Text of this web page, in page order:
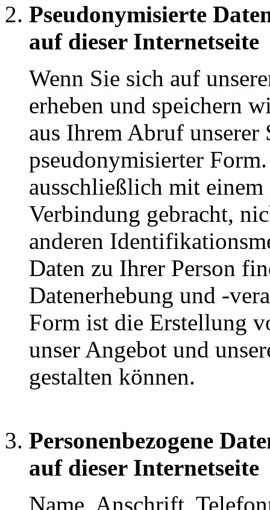
Pseudonymisierte
auf dieser Internetseite
Wenn Sie sich auf
erheben und speichern
aus Ihrem Abruf
pseudonymisierter
ausschließlich mit
Verbindung gebracht,
anderen
Daten zu Ihrer Person
Datenerhebung und -
Form ist die Erstellung
unser Angebot und
gestalten können.
Personenbezogene
auf dieser Internetseite
Name, Anschrift,